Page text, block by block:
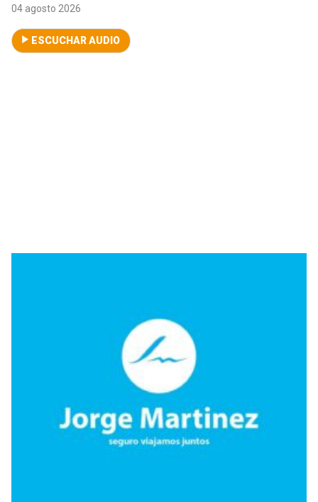
04 agosto 2026
ESCUCHAR AUDIO